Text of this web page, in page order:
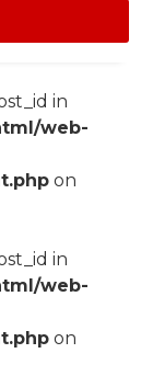
in
web-
on
in
web-
on